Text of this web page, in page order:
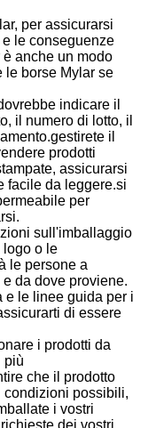
per assicurarsi
le conseguenze
anche un modo
le borse Mylar se
indicare il
il numero di lotto, il
il
prodotti
assicurarsi
facile da leggere.si
per
sull'imballaggio
logo o le
le persone a
da dove proviene.
e le linee guida per i
di essere
i prodotti da
più
che il prodotto
condizioni possibili,
i vostri
dei vostri